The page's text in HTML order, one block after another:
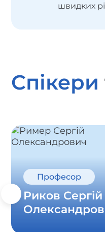
швидких
Спікери
Професор
Риков Сергій